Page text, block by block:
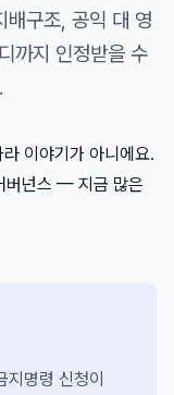
배구조, 공익 대 영
까지 인정받을 수
이야기가 아니에요.
버넌스 — 지금 많은
명령 신청이